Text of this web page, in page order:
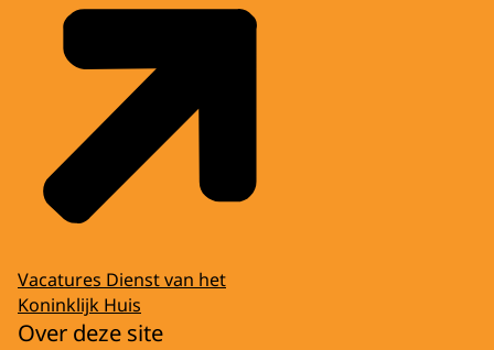
Vacatures Dienst van het
Koninklijk Huis
Over deze site